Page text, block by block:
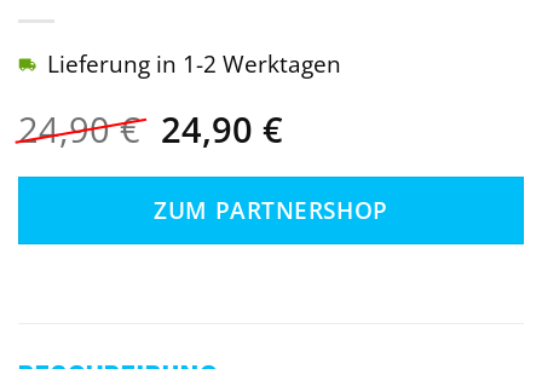
24,90€ Ursprünglicher
Preis
war:
24,90 €
24,90 €Aktueller
ist:
24,90 €.
Lieferung in 1-2 Werktagen
ZUM PARTNERSHOP